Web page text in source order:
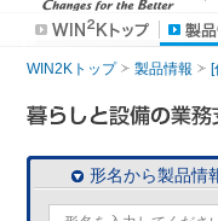
WIN2Kトップ 製品情報
形名から製品情